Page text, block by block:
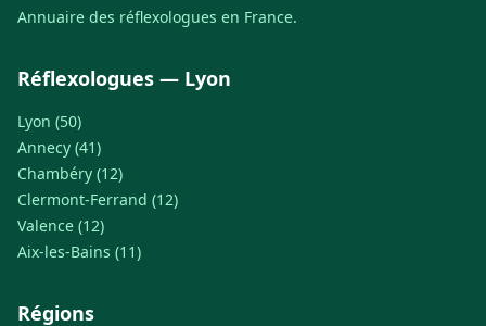
Annuaire des réflexologues en France.
Réflexologues — Lyon
Lyon (50)
Annecy (41)
Chambéry (12)
Clermont-Ferrand (12)
Valence (12)
Aix-les-Bains (11)
Régions